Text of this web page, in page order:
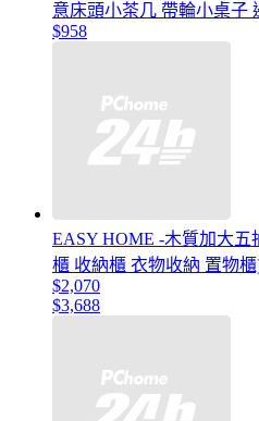
意床頭小茶几 帶輪小桌子
$958
EASY HOME -木質加大五
櫃 收納櫃 衣物收納 置物
$2,070
$3,688